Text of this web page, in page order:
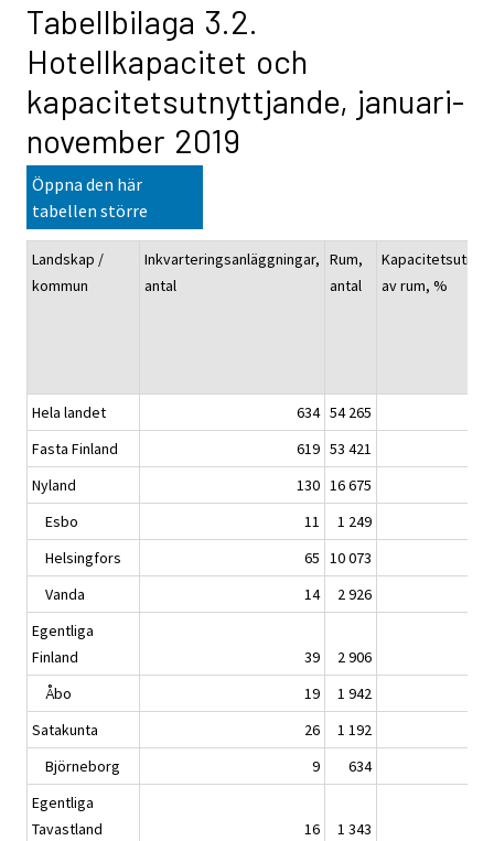
Tabellbilaga 3.2.
Hotellkapacitet och
kapacitetsutnyttjande, januari-
november 2019
Öppna den här
tabellen större
Landskap /
kommun
Inkvarteringsanläggningar,
antal
Rum,
antal
av rum, %
Hela landet 634 54 265
Fasta Finland
619 53 421
Nyland
130 16 675
Esbo
11
1 249
Helsingfors
65 10 073
Vanda
14
2 926
Egentliga
Finland
39
2 906
Åbo
19
1 942
Satakunta
26
1 192
Björneborg
9
634
Egentliga
Tavastland
16
1 343